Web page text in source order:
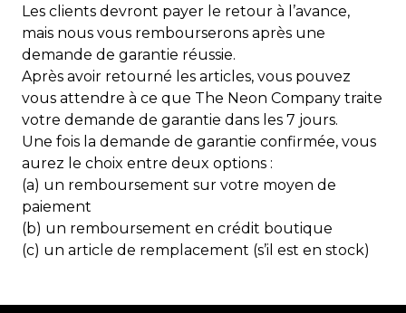
Les clients devront payer le retour à l’avance,
mais nous vous rembourserons après une
demande de garantie réussie.
Après avoir retourné les articles, vous pouvez
vous attendre à ce que The Neon Company traite
votre demande de garantie dans les 7 jours.
Une fois la demande de garantie confirmée, vous
aurez le choix entre deux options :
(a) un remboursement sur votre moyen de
paiement
(b) un remboursement en crédit boutique
(c) un article de remplacement (s’il est en stock)